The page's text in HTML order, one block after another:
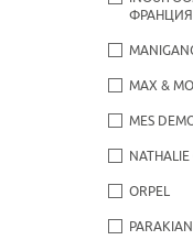
ФРАНЦИЯ
MAX &
MES
ORPEL